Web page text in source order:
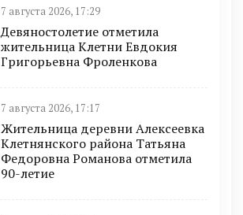
7 августа 2026, 17:29
Девяностолетие отметила
жительница Клетни Евдокия
Григорьевна Фроленкова
7 августа 2026, 17:17
Жительница деревни Алексеевка
Клетнянского района Татьяна
Федоровна Романова отметила
90-летие